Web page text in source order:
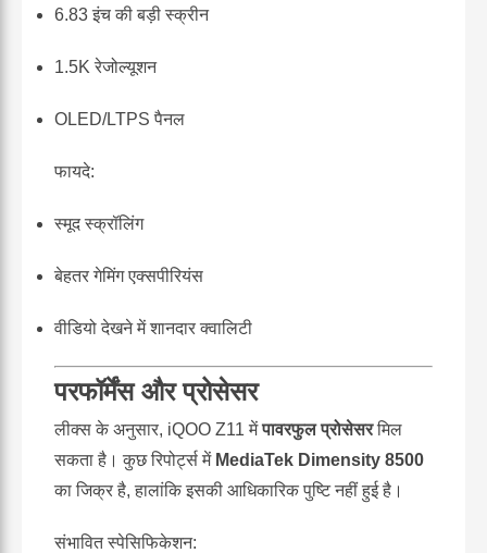
6.83 इंच की बड़ी स्क्रीन
1.5K रेजोल्यूशन
OLED/LTPS पैनल
फायदे:
स्मूद स्क्रॉलिंग
बेहतर गेमिंग एक्सपीरियंस
वीडियो देखने में शानदार क्वालिटी
परफॉर्मेंस और प्रोसेसर
लीक्स के अनुसार, iQOO Z11 मेंपावरफुल प्रोसेसरमिल
सकता है। कुछ रिपोर्ट्स में MediaTek Dimensity 8500
का जिक्र है, हालांकि इसकी आधिकारिक पुष्टि नहीं हुई है।
संभावित स्पेसिफिकेशन: